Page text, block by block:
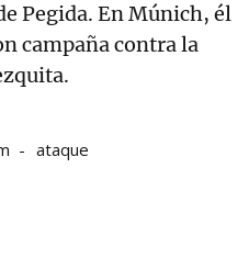
Pegida. En Múnich, él
campaña contra la
ataque